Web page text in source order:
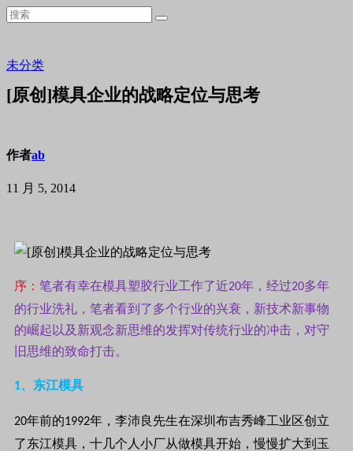
未分类
[原创]模具企业的战略定位与思考
作者ab
11 月 5, 2014
序： 笔者有幸在模具塑胶行业工作了近20年，经过20多年
的行业洗礼，笔者看到了多个行业的兴衰，新技术新事物
的崛起以及新观念新思维的发挥对传统行业的冲击，对守
旧思维的致命打击。
1、东江模具
20年前的1992年，李沛良先生在深圳布吉秀峰工业区创立
了东江模具，十几个人小厂从做模具开始，慢慢扩大到玉